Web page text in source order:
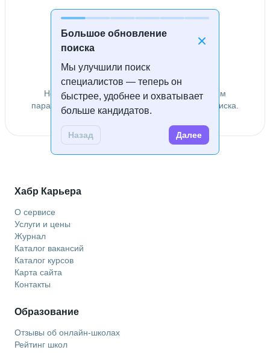
Большое обновление
поиска
Мы улучшили поиск
специалистов — теперь он
быстрее, удобнее и охватывает
больше кандидатов.
Назад Далее
Специалисты не найдены
Не удалось найти специалистов по заданным
параметрам. Попробуйте изменить условия поиска.
Хабр Карьера
О сервисе
Услуги и цены
Журнал
Каталог вакансий
Каталог курсов
Карта сайта
Контакты
Образование
Отзывы об онлайн-школах
Рейтинг школ